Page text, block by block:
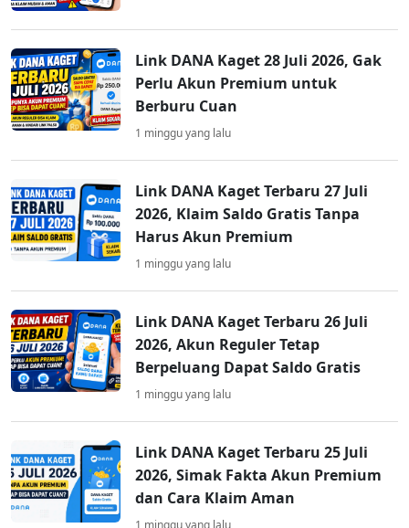
Link DANA Kaget 28 Juli 2026, Gak
Perlu Akun Premium untuk
Berburu Cuan
1 minggu yang lalu
Link DANA Kaget Terbaru 27 Juli
2026, Klaim Saldo Gratis Tanpa
Harus Akun Premium
1 minggu yang lalu
Link DANA Kaget Terbaru 26 Juli
2026, Akun Reguler Tetap
Berpeluang Dapat Saldo Gratis
1 minggu yang lalu
Link DANA Kaget Terbaru 25 Juli
2026, Simak Fakta Akun Premium
dan Cara Klaim Aman